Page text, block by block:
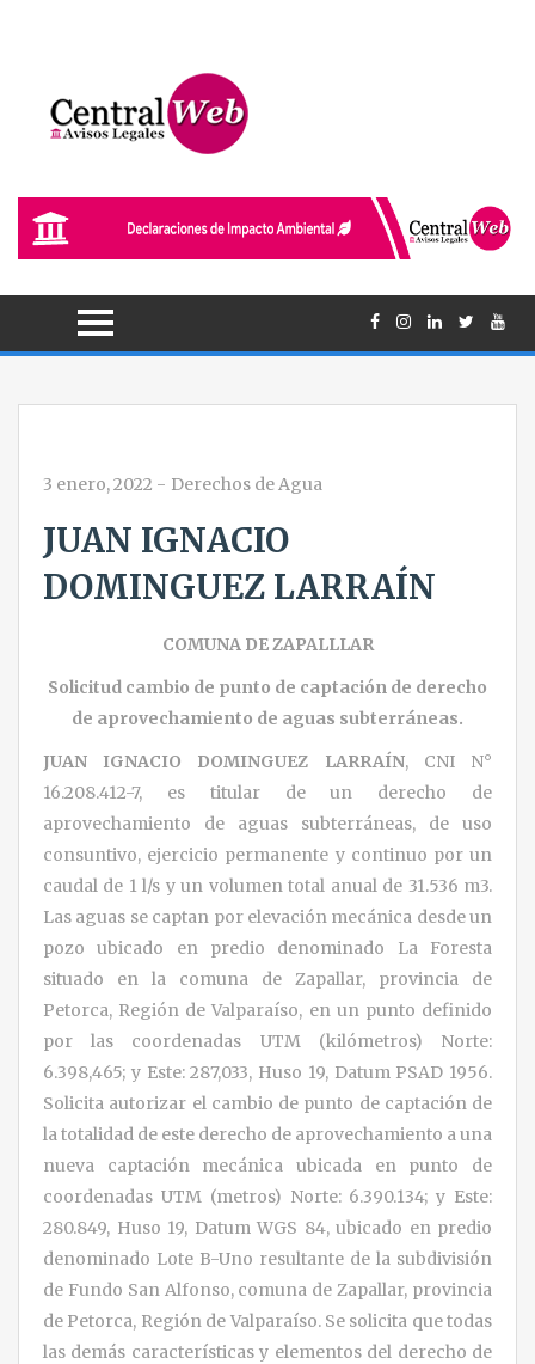
3 enero, 2022 - Derechos de Agua
JUAN IGNACIO
DOMINGUEZ LARRAÍN
COMUNA DE ZAPALLLAR
Solicitud cambio de punto de captación de derecho
de aprovechamiento de aguas subterráneas.
JUAN IGNACIO DOMINGUEZ LARRAÍN, CNI N°
16.208.412-7, es titular de un derecho de
aprovechamiento de aguas subterráneas, de uso
consuntivo, ejercicio permanente y continuo por un
caudal de 1 l/s y un volumen total anual de 31.536 m3.
Las aguas se captan por elevación mecánica desde un
pozo ubicado en predio denominado La Foresta
situado en la comuna de Zapallar, provincia de
Petorca, Región de Valparaíso, en un punto definido
por las coordenadas UTM (kilómetros) Norte:
6.398,465; y Este: 287,033, Huso 19, Datum PSAD 1956.
Solicita autorizar el cambio de punto de captación de
la totalidad de este derecho de aprovechamiento a una
nueva captación mecánica ubicada en punto de
coordenadas UTM (metros) Norte: 6.390.134; y Este:
280.849, Huso 19, Datum WGS 84, ubicado en predio
denominado Lote B-Uno resultante de la subdivisión
de Fundo San Alfonso, comuna de Zapallar, provincia
de Petorca, Región de Valparaíso. Se solicita que todas
las demás características y elementos del derecho de